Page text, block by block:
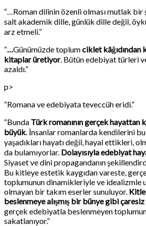
“…Roman dilinin özenli olması mutlak bir
salt akademik dille, günlük dille değil,
arz etmeli.”
“…Günümüzde toplumciklet kâğıdından
kitaplar üretiyor. Bütün edebiyat türleri
azaldı.”
p>
“Romana ve edebiyata teveccüh eridi.”
“Bunda Türk romanının gerçek hayattan
büyük. İnsanlar romanlarda kendilerini
yaşadıkları hayatı değil, hayal ettikleri,
da bulamıyorlar. Dolayısıyla edebiyat
Siyaset ve dini propagandanın
Bu kitleye estetik kaygıdan vareste,
toplumunun dinamikleriyle ve idealizmle
olmayan bir takım eserler sunuluyor.
beslenmeye alışmış bir bünye gibi çaresiz
gerçek edebiyatla beslenmeyen toplumun
sakatlanıyor.”